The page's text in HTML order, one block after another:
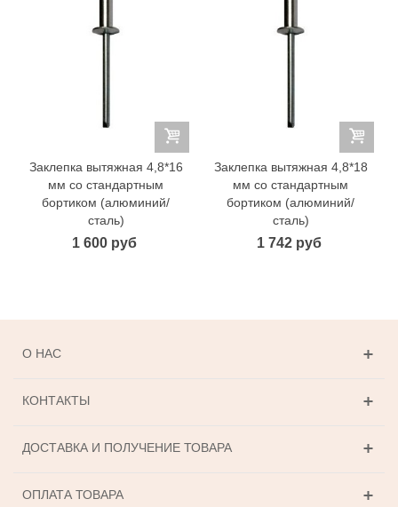
Заклепка вытяжная 4,8*16
мм со стандартным
бортиком (алюминий/
сталь)
1 600 руб
Заклепка вытяжная 4,8*18
мм со стандартным
бортиком (алюминий/
сталь)
1 742 руб
О НАС
КОНТАКТЫ
ДОСТАВКА И ПОЛУЧЕНИЕ ТОВАРА
ОПЛАТА ТОВАРА